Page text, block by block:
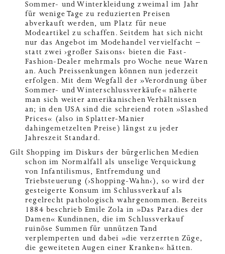
Sommer- und Winterkleidung zweimal im Jahr
für wenige Tage zu reduzierten Preisen
abverkauft werden, um Platz für neue
Modeartikel zu schaffen. Seitdem hat sich nicht
nur das Angebot im Modehandel vervielfacht –
statt zwei ›großer Saisons‹ bieten die Fast-
Fashion-Dealer mehrmals pro Woche neue Waren
an. Auch Preissenkungen können nun jederzeit
erfolgen. Mit dem Wegfall der »Verordnung über
Sommer- und Winterschlussverkäufe« näherte
man sich weiter amerikanischen Verhältnissen
an; in den USA sind die schreiend roten »Slashed
Prices« (also in Splatter-Manier
dahingemetzelten Preise) längst zu jeder
Jahreszeit Standard.
Gilt Shopping im Diskurs der bürgerlichen Medien
schon im Normalfall als unselige Verquickung
von Infantilismus, Entfremdung und
Triebsteuerung (›Shopping-Wahn‹), so wird der
gesteigerte Konsum im Schlussverkauf als
regelrecht pathologisch wahrgenommen. Bereits
1884 beschrieb Emile Zola in »Das Paradies der
Damen« Kundinnen, die im Schlussverkauf
ruinöse Summen für unnützen Tand
verplemperten und dabei »die verzerrten Züge,
die geweiteten Augen einer Kranken« hätten.